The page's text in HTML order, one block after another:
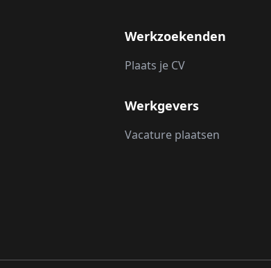
Werkzoekenden
Plaats je CV
Werkgevers
Vacature plaatsen